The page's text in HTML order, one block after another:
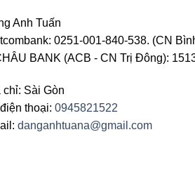
Anh Tuấn
0251-001-840-538. (CN
BANK (ACB - CN Trị Đông):
Sài Gòn
thoại: 0945821522
danganhtuana@gmail.com